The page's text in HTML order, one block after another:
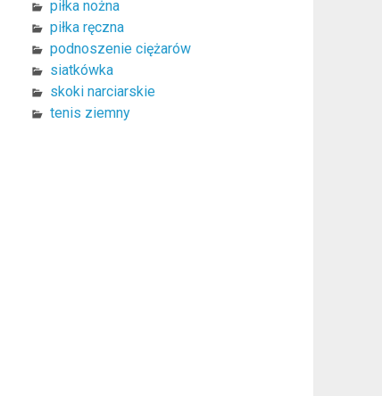
piłka nożna
piłka ręczna
podnoszenie ciężarów
siatkówka
skoki narciarskie
tenis ziemny